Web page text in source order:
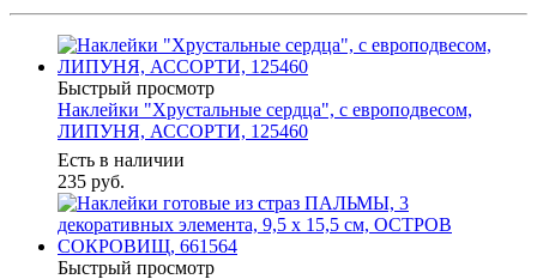
Быстрый просмотр
Наклейки "Хрустальные сердца", с европодвесом,
ЛИПУНЯ, АССОРТИ, 125460
Есть в наличии
235 руб.
Быстрый просмотр